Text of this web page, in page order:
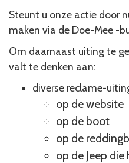
Steunt u onze actie door
maken via de Doe-Mee -
Om daarnaast uiting te
valt te denken aan:
diverse reclame-
op de website
op de boot
op de
op de Jeep